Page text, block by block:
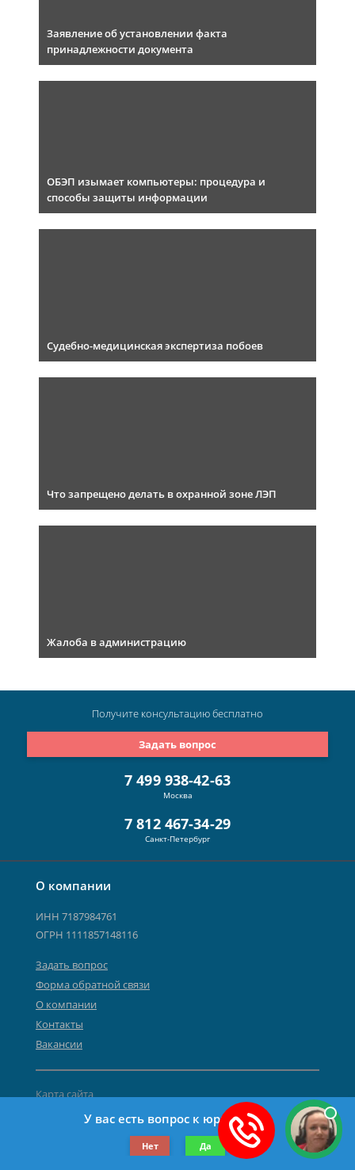
Заявление об установлении факта
принадлежности документа
ОБЭП изымает компьютеры: процедура и
способы защиты информации
Судебно-медицинская экспертиза побоев
Что запрещено делать в охранной зоне ЛЭП
Жалоба в администрацию
О компании
ИНН 7187984761
ОГРН 1111857148116
Задать вопрос
Форма обратной связи
О компании
Контакты
Вакансии
©2019-2026 Все права защищены.
Карта сайта
Политика персональных данных
7 499 938-42-63
Москва
7 812 467-34-29
Санкт-Петербург
Задать вопрос
Получите консультациюбесплатно
У вас есть вопрос к юристу?
Нет Да